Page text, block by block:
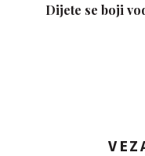
Dijete se boji